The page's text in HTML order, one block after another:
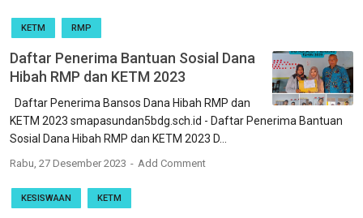
KETM RMP
Daftar Penerima Bantuan Sosial Dana
Hibah RMP dan KETM 2023
Daftar Penerima Bansos Dana Hibah RMP dan
KETM 2023 smapasundan5bdg.sch.id - Daftar Penerima Bantuan
Sosial Dana Hibah RMP dan KETM 2023 D...
Rabu, 27 Desember 2023 Add Comment
KESISWAAN KETM